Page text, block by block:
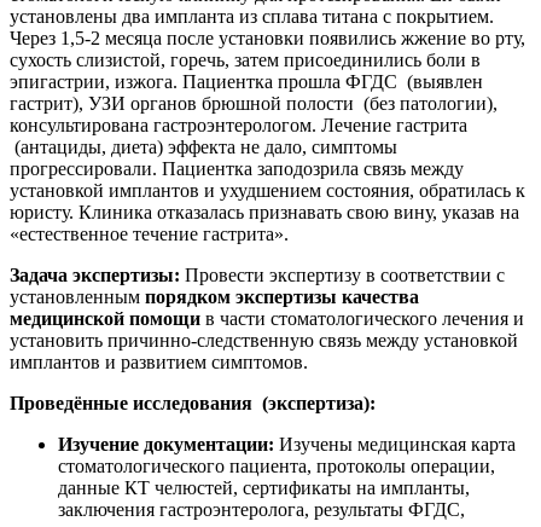
установлены два импланта из сплава титана с покрытием.
Через 1,5-2 месяца после установки появились жжение во рту,
сухость слизистой, горечь, затем присоединились боли в
эпигастрии, изжога. Пациентка прошла ФГДС (выявлен
гастрит), УЗИ органов брюшной полости (без патологии),
консультирована гастроэнтерологом. Лечение гастрита
(антациды, диета) эффекта не дало, симптомы
прогрессировали. Пациентка заподозрила связь между
установкой имплантов и ухудшением состояния, обратилась к
юристу. Клиника отказалась признавать свою вину, указав на
«естественное течение гастрита».
Задача экспертизы: Провести экспертизу в соответствии с
установленным порядком экспертизы качества
медицинской помощи в части стоматологического лечения и
установить причинно-следственную связь между установкой
имплантов и развитием симптомов.
Проведённые исследования (экспертиза):
Изучение документации: Изучены медицинская карта
стоматологического пациента, протоколы операции,
данные КТ челюстей, сертификаты на импланты,
заключения гастроэнтеролога, результаты ФГДС,